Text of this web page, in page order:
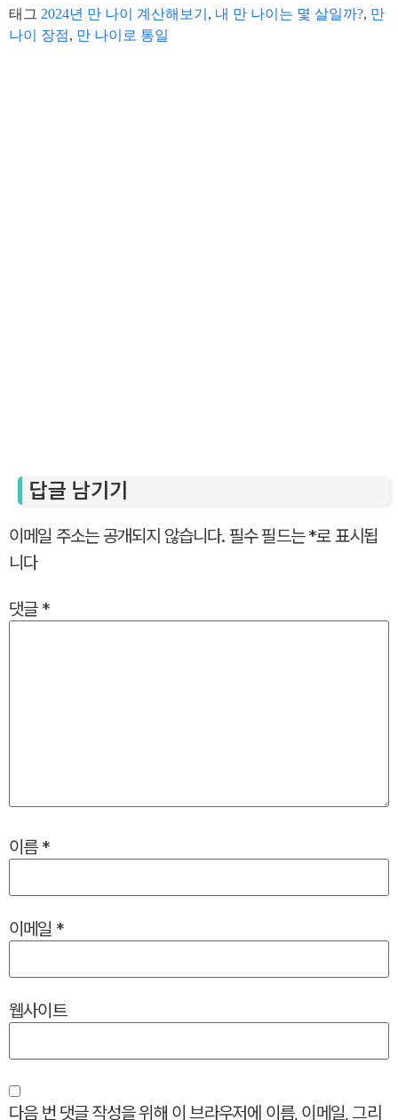
태그 2024년 만 나이 계산해보기 , 내 만 나이는 몇 살일까?, 만
나이 장점, 만 나이로 통일
답글 남기기
이메일 주소는 공개되지 않습니다. 필수 필드는*로 표시됩
니다
댓글 *
이름 *
이메일 *
웹사이트
다음 번 댓글 작성을 위해 이 브라우저에 이름, 이메일, 그리